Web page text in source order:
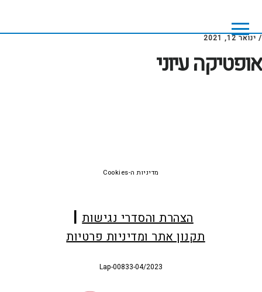
main
content
footer
/ ינואר 12, 2021
אופטיקה עיוני
הצהרת והסדרי נגישות
תקנון אתר ומדיניות פרטיות
Lap-00833-04/2023
מדיניות ה-Cookies